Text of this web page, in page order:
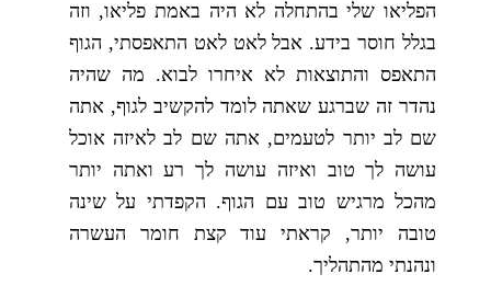
הפליאו שלי בהתחלה לא היה באמת פליאו, וזה
בגלל חוסר בידע. אבל לאט לאט התאפסתי, הגוף
התאפס והתוצאות לא איחרו לבוא. מה שהיה
נהדר זה שברגע שאתה לומד להקשיב לגוף, אתה
שם לב יותר לטעמים, אתה שם לב לאיזה אוכל
עושה לך טוב ואיזה עושה לך רע ואתה יותר
מהכל מרגיש טוב עם הגוף. הקפדתי על שינה
טובה יותר, קראתי עוד קצת חומר העשרה
ונהנתי מהתהליך.